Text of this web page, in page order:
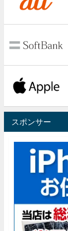
スポンサー